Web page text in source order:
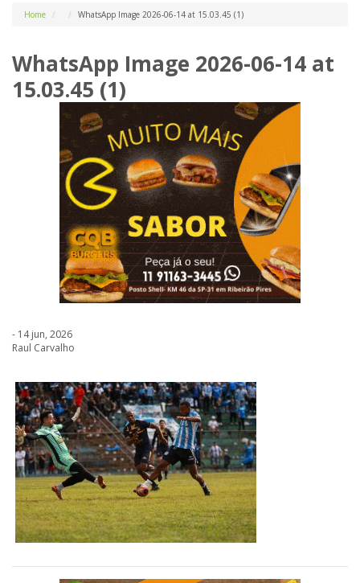
Home WhatsApp Image 2026-06-14 at 15.03.45 (1)
WhatsApp Image 2026-06-14 at
15.03.45 (1)
- 14 jun, 2026
Raul Carvalho